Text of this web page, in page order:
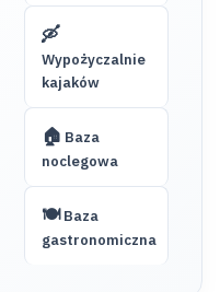
🛶
Wypożyczalnie
kajaków
🏠 Baza
noclegowa
🍽️Baza
gastronomiczna